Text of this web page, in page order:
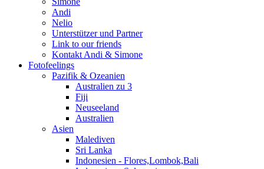
Andi
Nelio
Unterstützer und Partner
Link to our friends
Kontakt Andi & Simone
Fotofeelings
Pazifik & Ozeanien
Australien zu 3
Fiji
Neuseeland
Australien
Asien
Malediven
Sri Lanka
Indonesien - Flores,Lombok,Bali